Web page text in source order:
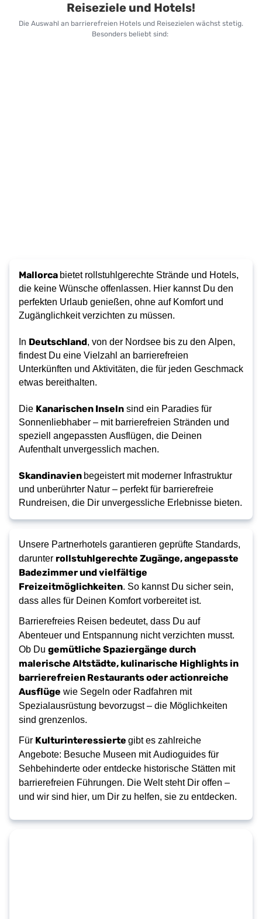
Reiseziele und Hotels!
Die Auswahl an barrierefreien Hotels und Reisezielen wächst stetig.
Besonders beliebt sind:
Mallorca bietet rollstuhlgerechte Strände und Hotels,
die keine Wünsche offenlassen. Hier kannst Du den
perfekten Urlaub genießen, ohne auf Komfort und
Zugänglichkeit verzichten zu müssen.
In Deutschland, von der Nordsee bis zu den Alpen,
findest Du eine Vielzahl an barrierefreien
Unterkünften und Aktivitäten, die für jeden Geschmack
etwas bereithalten.
Die Kanarischen Inseln sind ein Paradies für
Sonnenliebhaber – mit barrierefreien Stränden und
speziell angepassten Ausflügen, die Deinen
Aufenthalt unvergesslich machen.
Skandinavien begeistert mit moderner Infrastruktur
und unberührter Natur – perfekt für barrierefreie
Unsere Partnerhotels garantieren geprüfte Standards,
darunter rollstuhlgerechte Zugänge, angepasste
Badezimmer und vielfältige
Freizeitmöglichkeiten. So kannst Du sicher sein,
dass alles für Deinen Komfort vorbereitet ist.
Barrierefreies Reisen bedeutet, dass Du auf
Abenteuer und Entspannung nicht verzichten musst.
Ob Du gemütliche Spaziergänge durch
malerische Altstädte, kulinarische Highlights in
barrierefreien Restaurants oder actionreiche
Ausflüge wie Segeln oder Radfahren mit
Spezialausrüstung bevorzugst – die Möglichkeiten
sind grenzenlos.
Für Kulturinteressierte gibt es zahlreiche
Angebote: Besuche Museen mit Audioguides für
Sehbehinderte oder entdecke historische Stätten mit
barrierefreien Führungen. Die Welt steht Dir offen –
und wir sind hier, um Dir zu helfen, sie zu entdecken.